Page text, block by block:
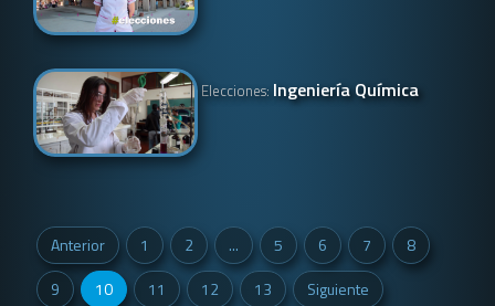
Elecciones: Ingeniería Química
Anterior 1 2 ... 5 6 7
8
9
10 11 12 13 Siguiente